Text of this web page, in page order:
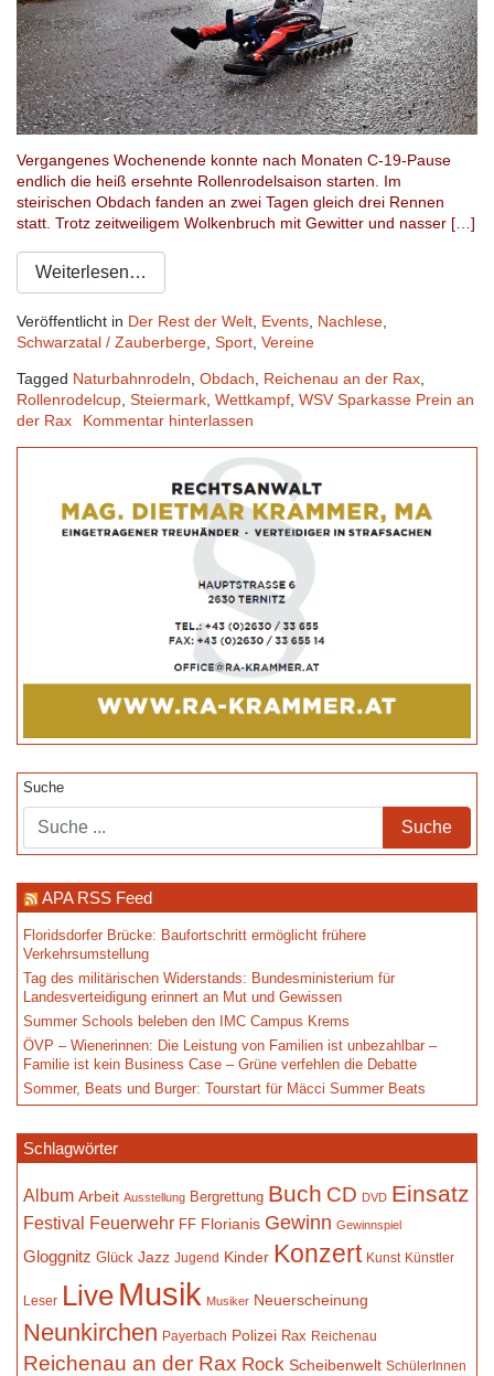
Vergangenes Wochenende konnte nach Monaten C-19-Pause
endlich die heiß ersehnte Rollenrodelsaison starten. Im
steirischen Obdach fanden an zwei Tagen gleich drei Rennen
statt. Trotz zeitweiligem Wolkenbruch mit Gewitter und nasser […]
Weiterlesen…
Veröffentlicht in Der Rest der Welt, Events, Nachlese,
Schwarzatal / Zauberberge, Sport, Vereine
Tagged Naturbahnrodeln, Obdach, Reichenau an der Rax,
Rollenrodelcup, Steiermark, Wettkampf, WSV Sparkasse Prein an
der Rax
Kommentar hinterlassen
Suche
APA RSS Feed
Floridsdorfer Brücke: Baufortschritt ermöglicht frühere
Verkehrsumstellung
Tag des militärischen Widerstands: Bundesministerium für
Landesverteidigung erinnert an Mut und Gewissen
Summer Schools beleben den IMC Campus Krems
ÖVP – Wienerinnen: Die Leistung von Familien ist unbezahlbar –
Familie ist kein Business Case – Grüne verfehlen die Debatte
Sommer, Beats und Burger: Tourstart für Mäcci Summer Beats
Schlagwörter
Album Arbeit Ausstellung Bergrettung Buch CD DVD Einsatz
Festival Feuerwehr FF Florianis Gewinn Gewinnspiel
Gloggnitz Glück Jazz Jugend Kinder Konzert Kunst Künstler
Leser Live Musik Musiker Neuerscheinung
Neunkirchen Payerbach Polizei Rax Reichenau
Reichenau an der Rax Rock Scheibenwelt SchülerInnen